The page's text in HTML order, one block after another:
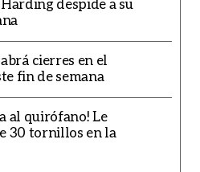
despide a su
cierres en el
fin de semana
al quirófano! Le
30 tornillos en la